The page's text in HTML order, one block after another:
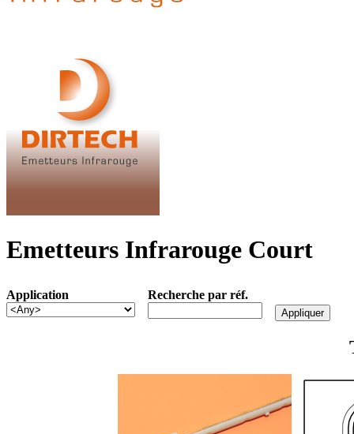
Emetteurs Infrarouge Court
Application Recherche par réf.